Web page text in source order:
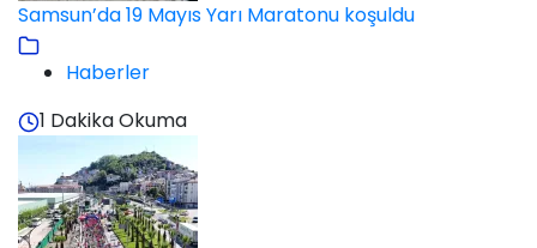
Samsun’da 19 Mayıs Yarı Maratonu koşuldu
Haberler
1 Dakika Okuma